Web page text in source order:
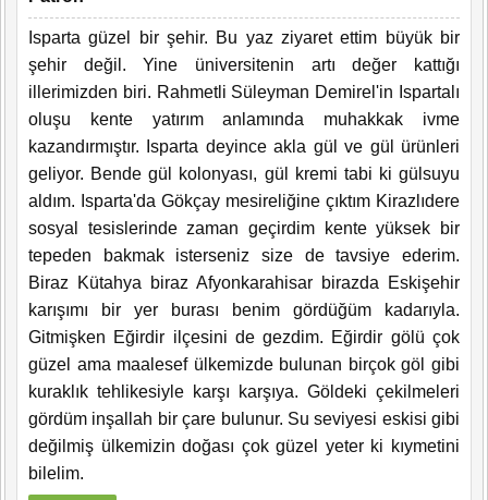
Isparta güzel bir şehir. Bu yaz ziyaret ettim büyük bir
şehir değil. Yine üniversitenin artı değer kattığı
illerimizden biri. Rahmetli Süleyman Demirel'in Ispartalı
oluşu kente yatırım anlamında muhakkak ivme
kazandırmıştır. Isparta deyince akla gül ve gül ürünleri
geliyor. Bende gül kolonyası, gül kremi tabi ki gülsuyu
aldım. Isparta'da Gökçay mesireliğine çıktım Kirazlıdere
sosyal tesislerinde zaman geçirdim kente yüksek bir
tepeden bakmak isterseniz size de tavsiye ederim.
Biraz Kütahya biraz Afyonkarahisar birazda Eskişehir
karışımı bir yer burası benim gördüğüm kadarıyla.
Gitmişken Eğirdir ilçesini de gezdim. Eğirdir gölü çok
güzel ama maalesef ülkemizde bulunan birçok göl gibi
kuraklık tehlikesiyle karşı karşıya. Göldeki çekilmeleri
gördüm inşallah bir çare bulunur. Su seviyesi eskisi gibi
değilmiş ülkemizin doğası çok güzel yeter ki kıymetini
bilelim.